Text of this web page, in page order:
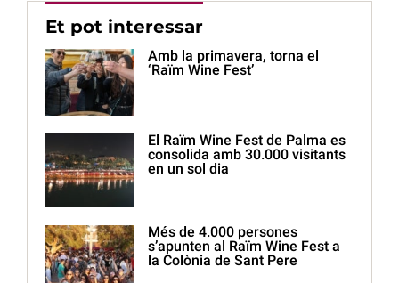
Et pot interessar
Amb la primavera, torna el
‘Raïm Wine Fest’
El Raïm Wine Fest de Palma es
consolida amb 30.000 visitants
en un sol dia
Més de 4.000 persones
s’apunten al Raïm Wine Fest a
la Colònia de Sant Pere